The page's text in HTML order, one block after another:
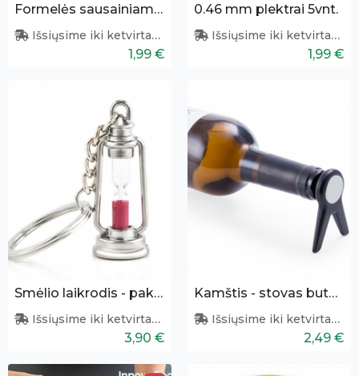
Formelės sausainiams - širdelė
Išsiųsime iki ketvirtadienio
1,99 €
0.46 mm plektrai 5vnt.
Išsiųsime iki ketvirtadienio
1,99 €
Smėlio laikrodis - pakabukas
Išsiųsime iki ketvirtadienio
3,90 €
Kamštis - stovas buteliui
Išsiųsime iki ketvirtadienio
2,49 €